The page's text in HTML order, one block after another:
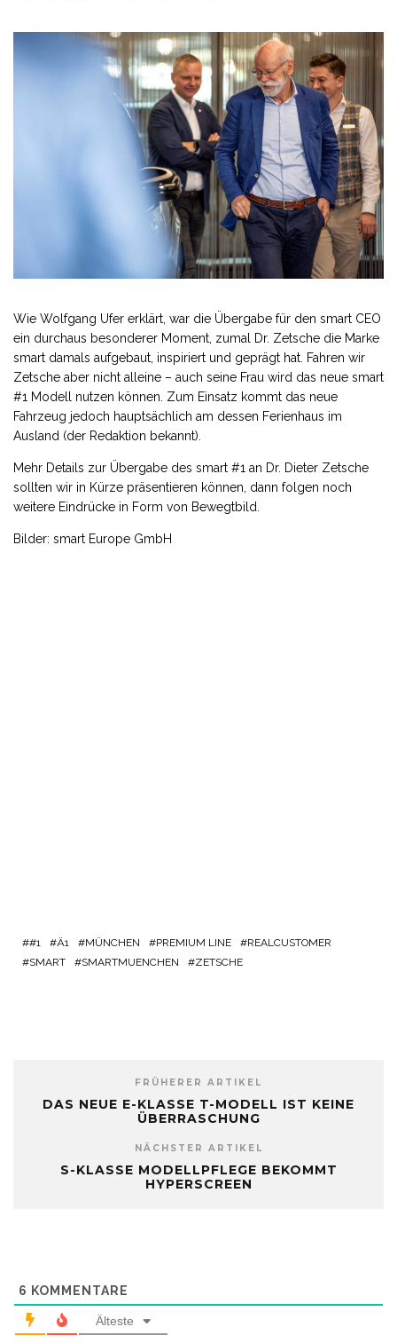
Wie Wolfgang Ufer erklärt, war die Übergabe für den smart CEO
ein durchaus besonderer Moment, zumal Dr. Zetsche die Marke
smart damals aufgebaut, inspiriert und geprägt hat. Fahren wir
Zetsche aber nicht alleine – auch seine Frau wird das neue smart
#1 Modell nutzen können. Zum Einsatz kommt das neue
Fahrzeug jedoch hauptsächlich am dessen Ferienhaus im
Ausland (der Redaktion bekannt).
Mehr Details zur Übergabe des smart #1 an Dr. Dieter Zetsche
sollten wir in Kürze präsentieren können, dann folgen noch
weitere Eindrücke in Form von Bewegtbild.
Bilder: smart Europe GmbH
#1 Ä1 MÜNCHEN PREMIUM LINE
REALCUSTOMER
SMART
SMARTMUENCHEN ZETSCHE
FRÜHERER ARTIKEL
DAS NEUE E-KLASSE T-MODELL IST KEINE
ÜBERRASCHUNG
NÄCHSTER ARTIKEL
S-KLASSE MODELLPFLEGE BEKOMMT
HYPERSCREEN
6 KOMMENTARE
Älteste